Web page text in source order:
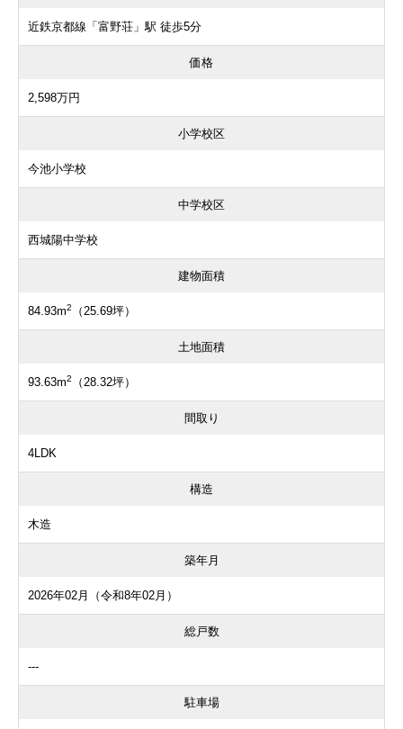
近鉄京都線「富野荘」駅 徒歩5分
価格
2,598万円
小学校区
今池小学校
中学校区
西城陽中学校
建物面積
84.93m2 （25.69坪）
土地面積
93.63m2 （28.32坪）
間取り
4LDK
構造
木造
築年月
2026年02月（令和8年02月）
総戸数
---
駐車場